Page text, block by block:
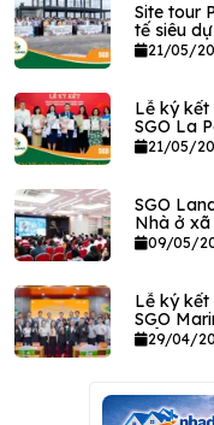
Site tour
tế siêu
21/05/
Lễ ký kết
SGO La
21/05/
SGO
Nhà ở xã
09/05/
Lễ ký
SGO
điểm
29/04/